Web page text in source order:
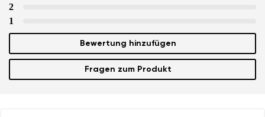
2
1
Bewertung hinzufügen
Fragen zum Produkt